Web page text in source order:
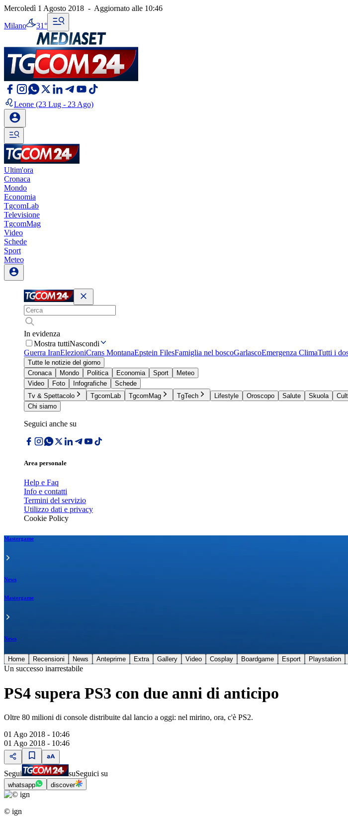
Mercoledì 1 Agosto 2018 - Aggiornato alle 10:46
Milano 31°
Leone (23 Lug - 23 Ago)
Ultim'ora
Cronaca
Mondo
Economia
TgcomLab
Televisione
TgcomMag
Video
Schede
Sport
Meteo
In evidenza
Mostra tuttiNascondi
Guerra IranElezioniCrans MontanaEpstein FilesFamiglia nel boscoGarlascoEmergenza ClimaTutti i
Tutte le notizie del giorno
Cronaca
Mondo Politica Economia Sport
Meteo
Video
Foto Infografiche
Schede
Tv & Spettacolo
TgcomLab TgcomMag TgTech Lifestyle Oroscopo Salute Skuola
Chi siamo
Seguici anche su
Area personale
Help e Faq
Info e contatti
Termini del servizio
Utilizzo dati e privacy
Cookie Policy
Mastergame
News
Mastergame
News
Home Recensioni News Anteprime Extra Gallery Video Cosplay Boardgame Esport Playstation
Un successo inarrestabile
PS4 supera PS3 con due anni di anticipo
Oltre 80 milioni di console distribuite dal lancio a oggi: nel mirino, ora, c'è PS2.
01 Ago 2018 - 10:46
01 Ago 2018 - 10:46
Segui suSeguici su
whatsapp discover
© ign